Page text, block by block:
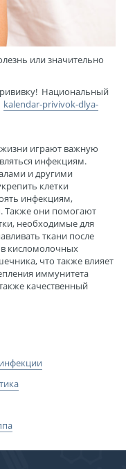
или значительно
Национальный
kalendar-privivok-dlya-
играют важную
инфекциям.
и другими
клетки
инфекциям,
Также они помогают
необходимые для
ткани после
кисломолочных
что также влияет
иммунитета
качественный